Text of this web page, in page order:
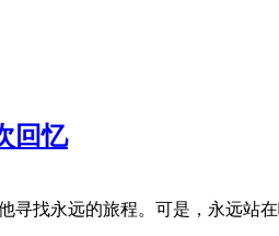
回忆
寻找永远的旅程。可是，永远